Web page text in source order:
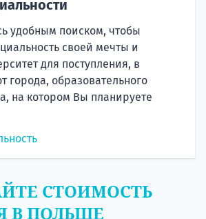
удобным поиском, чтобы
своей мечты и
для поступления, в
города, образовательного
на котором Вы планируете
СТОИМОСТЬ
В ПОЛЬШЕ